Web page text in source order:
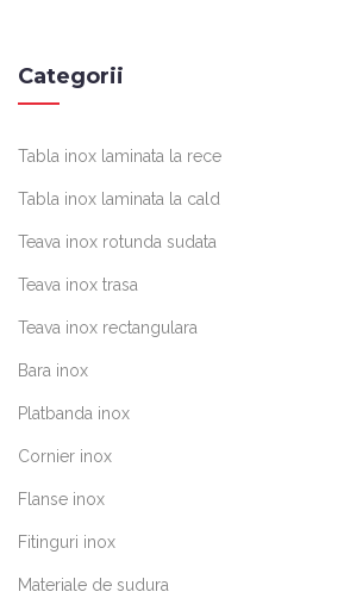
Categorii
Tabla inox laminata la rece
Tabla inox laminata la cald
Teava inox rotunda sudata
Teava inox trasa
Teava inox rectangulara
Bara inox
Platbanda inox
Cornier inox
Flanse inox
Fitinguri inox
Materiale de sudura